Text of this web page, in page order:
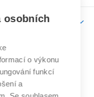
učení
technické
osobních
o výkonu
funkcí
a